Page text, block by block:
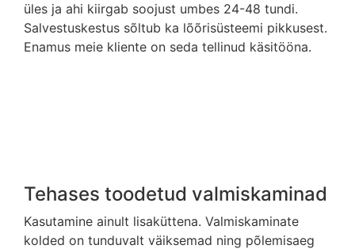
üles ja ahi kiirgab soojust umbes 24-48 tundi.
Salvestuskestus sõltub ka lõõrisüsteemi pikkusest.
Enamus meie kliente on seda tellinud käsitööna.
Tehases toodetud valmiskaminad
Kasutamine ainult lisaküttena. Valmiskaminate
kolded on tunduvalt väiksemad ning põlemisaeg